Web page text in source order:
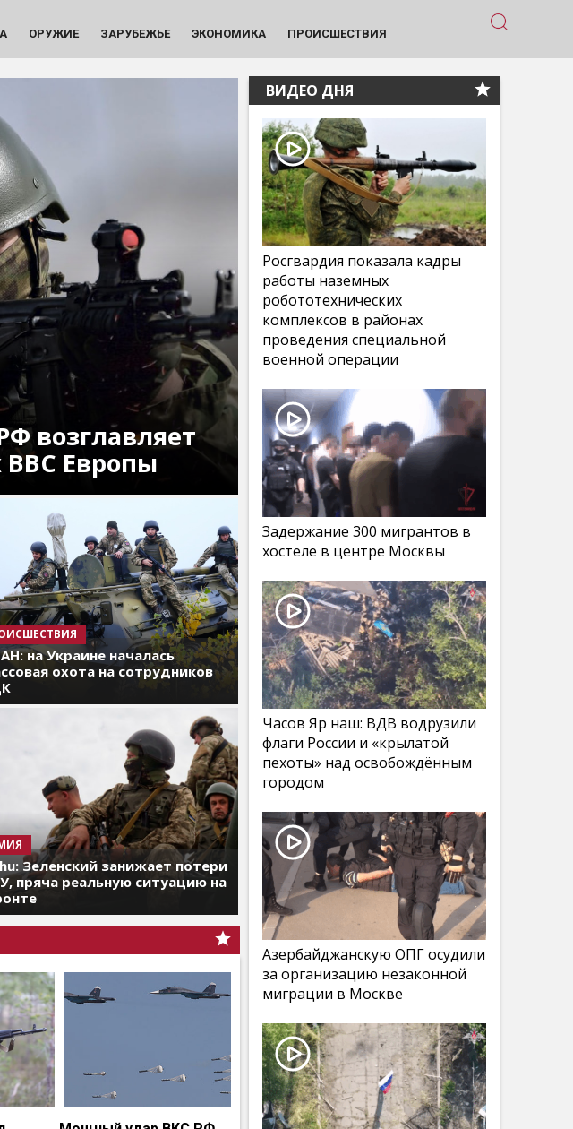
ОРУЖИЕ ЗАРУБЕЖЬЕ ЭКОНОМИКА ПРОИСШЕСТВИЯ
возглавляет
Европы
на Украине началась
охота на сотрудников
Зеленский занижает потери
пряча реальную ситуацию на
ВИДЕО ДНЯ
Росгвардия показала кадры
работы наземных
робототехнических
комплексов в районах
проведения специальной
военной операции
Задержание 300 мигрантов в
хостеле в центре Москвы
Часов Яр наш: ВДВ водрузили
флаги России и «крылатой
пехоты» над освобождённым
городом
Азербайджанскую ОПГ осудили
за организацию незаконной
миграции в Москве